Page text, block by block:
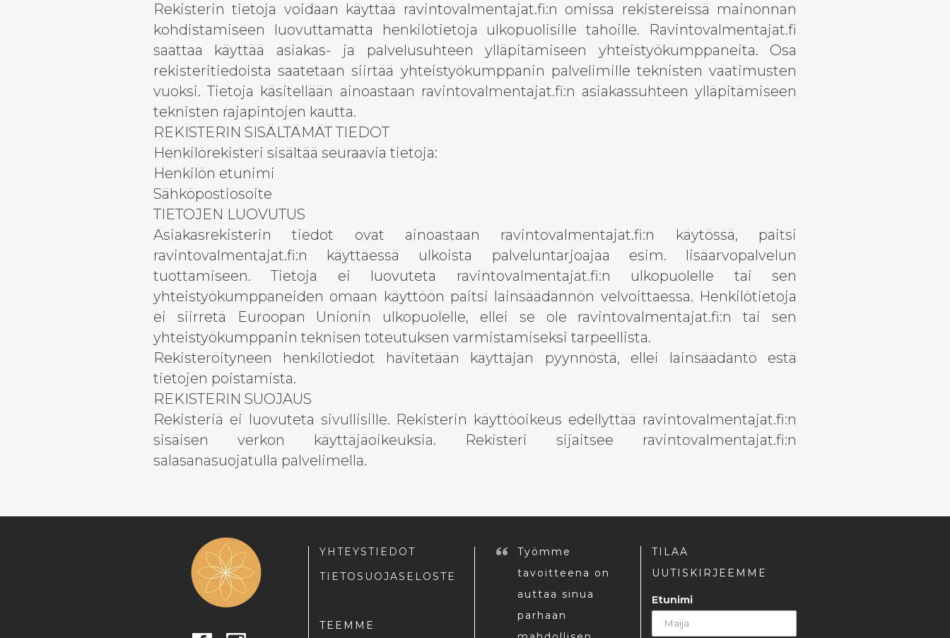
Rekisterin tietoja voidaan käyttää ravintovalmentajat.fi:n omissa rekistereissä mainonnan
kohdistamiseen luovuttamatta henkilötietoja ulkopuolisille tahoille. Ravintovalmentajat.fi
saattaa käyttää asiakas- ja palvelusuhteen ylläpitämiseen yhteistyökumppaneita. Osa
rekisteritiedoista saatetaan siirtää yhteistyökumppanin palvelimille teknisten vaatimusten
vuoksi. Tietoja käsitellään ainoastaan ravintovalmentajat.fi:n asiakassuhteen ylläpitämiseen
teknisten rajapintojen kautta.
REKISTERIN SISÄLTÄMÄT TIEDOT
Henkilörekisteri sisältää seuraavia tietoja:
Henkilön etunimi
Sähköpostiosoite
TIETOJEN LUOVUTUS
Asiakasrekisterin tiedot ovat ainoastaan ravintovalmentajat.fi:n käytössä, paitsi
ravintovalmentajat.fi:n käyttäessä ulkoista palveluntarjoajaa esim. lisäarvopalvelun
tuottamiseen. Tietoja ei luovuteta ravintovalmentajat.fi:n ulkopuolelle tai sen
yhteistyökumppaneiden omaan käyttöön paitsi lainsäädännön velvoittaessa. Henkilötietoja
ei siirretä Euroopan Unionin ulkopuolelle, ellei se ole ravintovalmentajat.fi:n tai sen
yhteistyökumppanin teknisen toteutuksen varmistamiseksi tarpeellista.
Rekisteröityneen henkilötiedot hävitetään käyttäjän pyynnöstä, ellei lainsäädäntö estä
tietojen poistamista.
REKISTERIN SUOJAUS
Rekisteriä ei luovuteta sivullisille. Rekisterin käyttöoikeus edellyttää ravintovalmentajat.fi:n
sisäisen verkon käyttäjäoikeuksia. Rekisteri sijaitsee ravintovalmentajat.fi:n
salasanasuojatulla palvelimella.
YHTEYSTIEDOT
TIETOSUOJASELOSTE
TEEMME
Työmme
tavoitteena on
auttaa sinua
parhaan
TILAA
UUTISKIRJEEMME
Etunimi